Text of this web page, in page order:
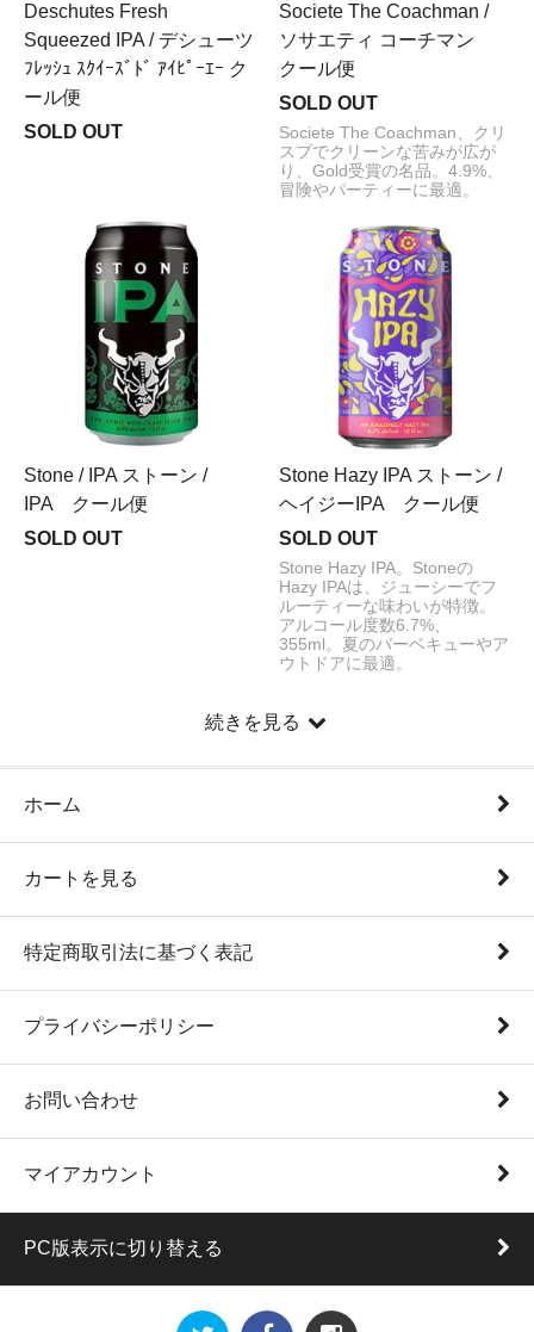
Deschutes Fresh
Squeezed IPA / デシューツ
ﾌﾚｯｼｭ ｽｸｲｰｽﾞﾄﾞ ｱｲﾋﾟｰｴｰ ク
ール便
SOLD OUT
Societe The Coachman /
ソサエティ コーチマン
クール便
SOLD OUT
Societe The Coachman、クリ
スプでクリーンな苦みが広が
り、Gold受賞の名品。4.9%、
冒険やパーティーに最適。
Stone / IPA ストーン /
IPA クール便
SOLD OUT
Stone Hazy IPA ストーン /
ヘイジーIPA クール便
SOLD OUT
Stone Hazy IPA。Stoneの
Hazy IPAは、ジューシーでフ
ルーティーな味わいが特徴。
アルコール度数6.7%、
355ml。夏のバーベキューやア
ウトドアに最適。
続きを見る
ホーム
カートを見る
特定商取引法に基づく表記
プライバシーポリシー
お問い合わせ
マイアカウント
PC版表示に切り替える